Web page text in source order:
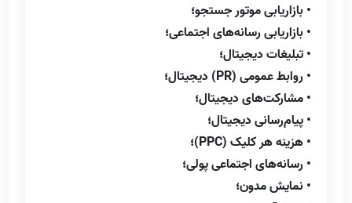
• بازاریابی موتور جستجو؛
• بازاریابی رسانه‌های اجتماعی؛
• تبلیغات دیجیتال؛
• روابط عمومی (PR) دیجیتال؛
• مشارکت‌های دیجیتال؛
• پیام‌رسانی دیجیتال؛
• هزینه هر کلیک (PPC)؛
• رسانه‌های اجتماعی پولی؛
• نمایش مدون؛